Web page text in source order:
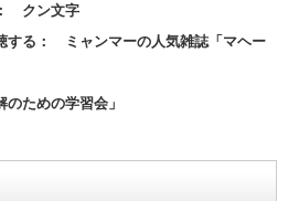
クン文字
する： ミャンマーの人気雑誌「マヘー
ための学習会」